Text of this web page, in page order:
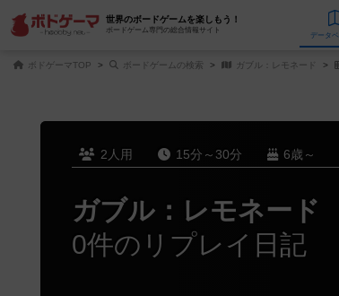
世界のボードゲームを楽しもう！
ボードゲーム専門の総合情報サイト
ボドゲーマTOP ボードゲームの検索 ガブル：レモネード
2人用 15分～30分 6歳～
ガブル：レモネード
0件のリプレイ日記